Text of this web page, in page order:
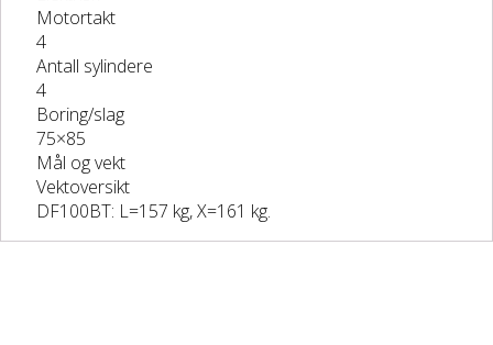
Motortakt
4
Antall sylindere
4
Boring/slag
75×85
Mål og vekt
Vektoversikt
DF100BT: L=157 kg, X=161 kg.